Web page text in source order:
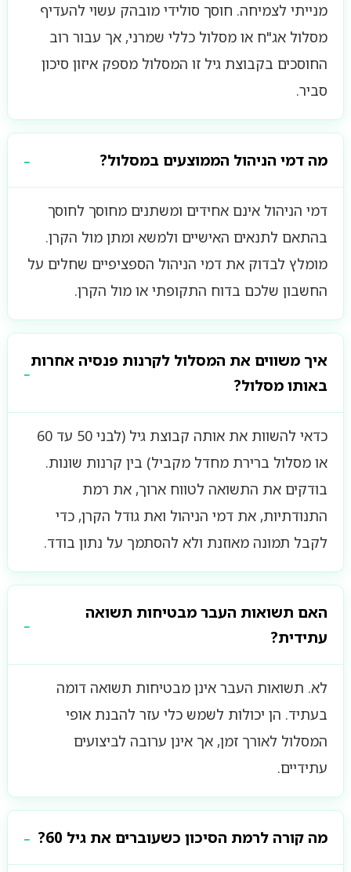
מנייתי לצמיחה. חוסך סולידי מובהק עשוי להעדיף
מסלול אג"ח או מסלול כללי שמרני, אך עבור רוב
החוסכים בקבוצת גיל זו המסלול מספק איזון סיכון
סביר.
מה דמי הניהול הממוצעים במסלול?
דמי הניהול אינם אחידים ומשתנים מחוסך לחוסך
בהתאם לתנאים האישיים ולמשא ומתן מול הקרן.
מומלץ לבדוק את דמי הניהול הספציפיים שחלים על
החשבון שלכם בדוח התקופתי או מול הקרן.
איך משווים את המסלול לקרנות פנסיה אחרות
באותו מסלול?
כדאי להשוות את אותה קבוצת גיל (לבני 50 עד 60
או מסלול ברירת מחדל מקביל) בין קרנות שונות.
בודקים את התשואה לטווח ארוך, את רמת
התנודתיות, את דמי הניהול ואת גודל הקרן, כדי
לקבל תמונה מאוזנת ולא להסתמך על נתון בודד.
האם תשואות העבר מבטיחות תשואה
עתידית?
לא. תשואות העבר אינן מבטיחות תשואה דומה
בעתיד. הן יכולות לשמש כלי עזר להבנת אופי
המסלול לאורך זמן, אך אינן ערובה לביצועים
עתידיים.
מה קורה לרמת הסיכון כשעוברים את גיל 60?